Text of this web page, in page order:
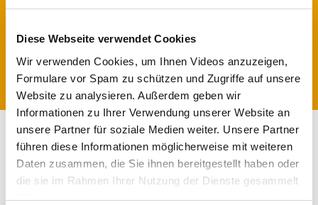
Diese Webseite verwendet Cookies
Wir verwenden Cookies, um Ihnen Videos anzuzeigen,
Formulare vor Spam zu schützen und Zugriffe auf unsere
Website zu analysieren. Außerdem geben wir
Informationen zu Ihrer Verwendung unserer Website an
unsere Partner für soziale Medien weiter. Unsere Partner
führen diese Informationen möglicherweise mit weiteren
Daten zusammen, die Sie ihnen bereitgestellt haben oder
die sie im Rahmen Ihrer Nutzung der Dienste gesammelt
haben.
Datum bis
1 2 3 4 5 6
7 8 9 10 11 12 13